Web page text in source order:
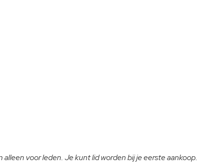
voor leden. Je kunt lid worden bij je eerste aankoop.